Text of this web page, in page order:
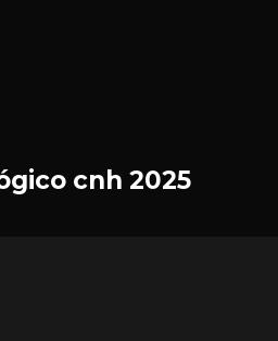
cnh 2025